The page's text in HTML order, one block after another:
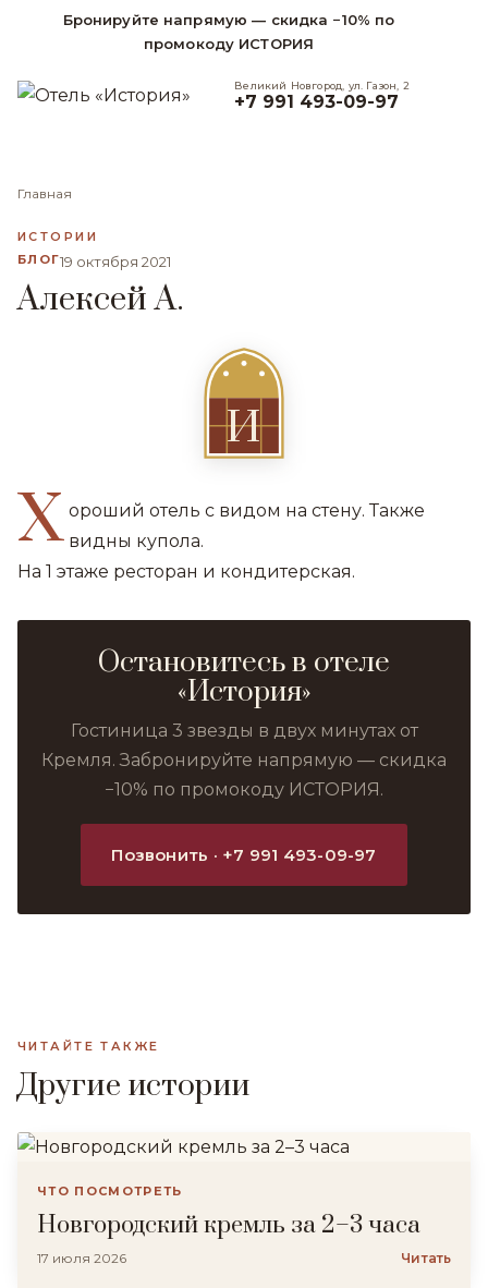
Бронируйте напрямую — скидка −10% по
промокоду ИСТОРИЯ
Великий Новгород, ул. Газон, 2
+7 991 493-09-97
Главная
ИСТОРИИ
БЛОГ19 октября 2021
Алексей А.
И
Х ороший отель с видом на стену. Также
видны купола.
На 1 этаже ресторан и кондитерская.
Остановитесь в отеле
«История»
Гостиница 3 звезды в двух минутах от
Кремля. Забронируйте напрямую — скидка
−10% по промокоду ИСТОРИЯ.
Позвонить · +7 991 493-09-97
ЧИТАЙТЕ ТАКЖЕ
Другие истории
ЧТО ПОСМОТРЕТЬ
Новгородский кремль за 2–3 часа
17 июля 2026 Читать